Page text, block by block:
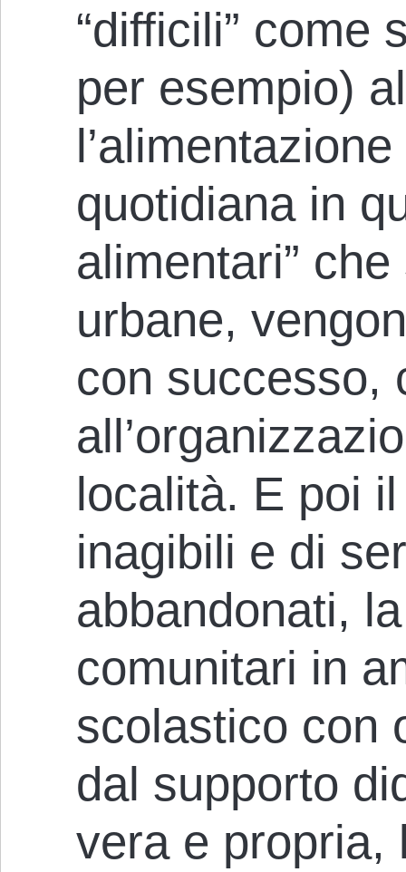
“difficili” come
per esempio)
quotidiana in
alimentari”
urbane,
con successo,
località. E poi
inagibili e di
abbandonati,
comunitari in
scolastico con
dal supporto
vera e propria,